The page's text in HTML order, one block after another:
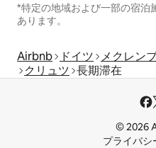
*特定の地域および一部の宿泊
あります。
Airbnb ドイツ
メクレン
クリュツ 長期滞在
© 2026
プライバシ